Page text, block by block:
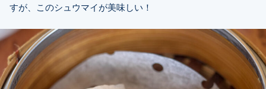
すが、このシュウマイが美味しい！